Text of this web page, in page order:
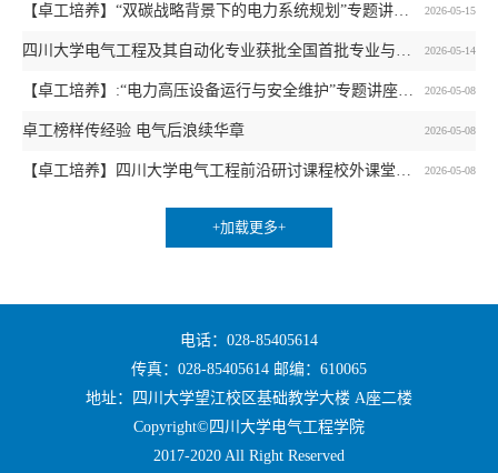
2026-05-15
2026-05-14
2026-05-08
2026-05-08
卓工榜样传经验 电气后浪续华章
2026-05-08
+加载更多+
电话：028-85405614
传真：028-85405614 邮编：610065
地址：四川大学望江校区基础教学大楼 A座二楼
Copyright©四川大学电气工程学院
2017-2020 All Right Reserved